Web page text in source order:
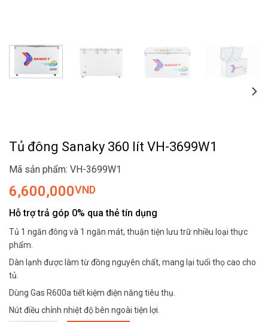
Tủ đông Sanaky 360 lít VH-3699W1
Mã sản phẩm: VH-3699W1
6,600,000VND
Hỗ trợ trả góp 0% qua thẻ tín dụng
Tủ 1 ngăn đông và 1 ngăn mát, thuận tiện lưu trữ nhiều loại thực
phẩm.
Dàn lạnh được làm từ đồng nguyên chất, mang lại tuổi thọ cao cho
tủ.
Dùng Gas R600a tiết kiệm điện năng tiêu thụ.
Nút điều chỉnh nhiệt độ bên ngoài tiện lợi.